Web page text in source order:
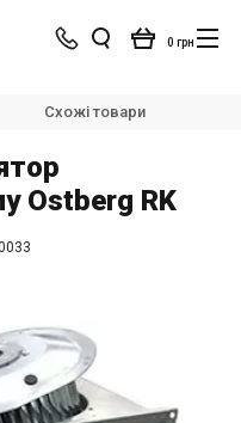
0 грн
Схожі товари
Ostberg RK